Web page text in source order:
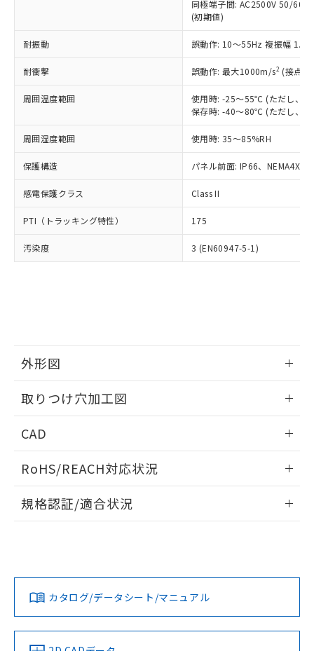
同極端子間: AC2500V 50/
(初期値)
耐振動 誤動作: 10～55Hz 複振幅
耐衝撃 誤動作: 最大1000m/s2 (接点
周囲温度範囲
使用時: -25～55℃ (ただし、氷
保存時: -40～80℃ (ただし、氷
周囲湿度範囲 使用時: 35～85%RH
保護構造 パネル前面: IP66、NEMA4X,
感電保護クラス Class II
PTI（トラッキング特性） 175
汚染度 3 (EN60947-5-1)
外形図
取りつけ穴加工図
CAD
ドすることができます。
ログイン/会員登録
ダウンロードデータをご利用いただく前に、以下を必ずお読
みください。
ソフトウェアの使用条件
RoHS/REACH対応状況
EU RoHS 注意事項・凡例
対応済み
規格認証/適合状況
カタログ/データシート/マニュアル
正式な納期状況および標準価格はお客
様のお取引先、またはお客様担当のオ
ムロン制御機器販売店・当社販売員に
オムロン制御機器販売店や当社販売拠
販売ネットワーク
」をご確認
在庫状況および標準価格結果を当社の
事前の承諾なく第三者に漏洩または開
マイパーツ機能（部品リスト作成サー
ビス）をご利用いただくには、I-Web
メンバーズにご登録されている必要が
あります。
お客様が当ウェブサイト上で当社にご
登録された部品リストについて、当社
および当社の共同利用者が、当社の製
用者の範囲」に記載されている法人を
(PBDE) 1000ppm以下、フタル酸ビス(2-エチルヘキシ
ル) (DEHP)(別名：DOP) 1000ppm以下、フタル酸ブチ
ルベンジル（BBP） 1000ppm以下、フタル酸ジブチル
（DBP） 1000ppm以下、フタル酸ジイソブチル
但し、RoHS指令で産業用監視および制御機器に対する
フタル酸エステル類の４物質については閾値を超える意
図的な使用がないことを確認しています。
※2 対応予定月
部品在庫の切り替え状況などにより、予定
月が前後することがあります。
※3 非含有証明書ダウンロード
※本証明書は発行日時点で非含有を証明す
るもので、過去に遡って非含有を証明する
ものではありません。
物質の対応では、対応完了までの期間は出
荷製品に未対応品が混在することから備考
していることから、特段のことがない限
り、2022年1月12日より割愛しておりま
す。
Cr(Ⅵ)(六価クロム) : 1000ppm、 PBBs(ポリ臭化ビフェ
ニル類) : 1000ppm、 PBDEs(ポリ臭化ジフェニルエーテ
イソブチル) : 1000ppm、 BBP(フタル酸ブチルベンジ
DEHP(フタル酸ビス(2-エチルヘキシル)) : 1000ppm
※2 環境保護使用期限
「ｅ」：有害物質（10物質）のすべてが基
準値以下であることを示します。
「10」：通常の使用状況下において有害物
質が外部に漏えいし、環境に深刻な影響を
及ぼさない年数を意味します。
「－」：未確認です。当社販売部門へお問
い合わせください。
当社は規制貨物を破棄する場合は、完
いよう必要な手段を講じます。
当社は貴社製品を、核兵器、ミサイ
ル、化学兵器、生物兵器またはその他
武器並びにこれらの製造装置等に一切
当社は、貴社製品を第三者に販売する
場合は、上記1、2および3の内容を当
該第三者に通知します。また当社は、
販売先および販売に係わる関係者が違
法に輸出するおそれがある場合は、取
り引きをいたしません。
一定数以上の在庫あり
一定数には満たないが在庫あり
在庫なし(最新の在庫状況につ
いては、お客様のお取引先、ま
たはお客様担当のオムロン制御
機器販売店・当社販売員にご確
白
受注生産機種、また在庫状況の
情報を公開していない機種